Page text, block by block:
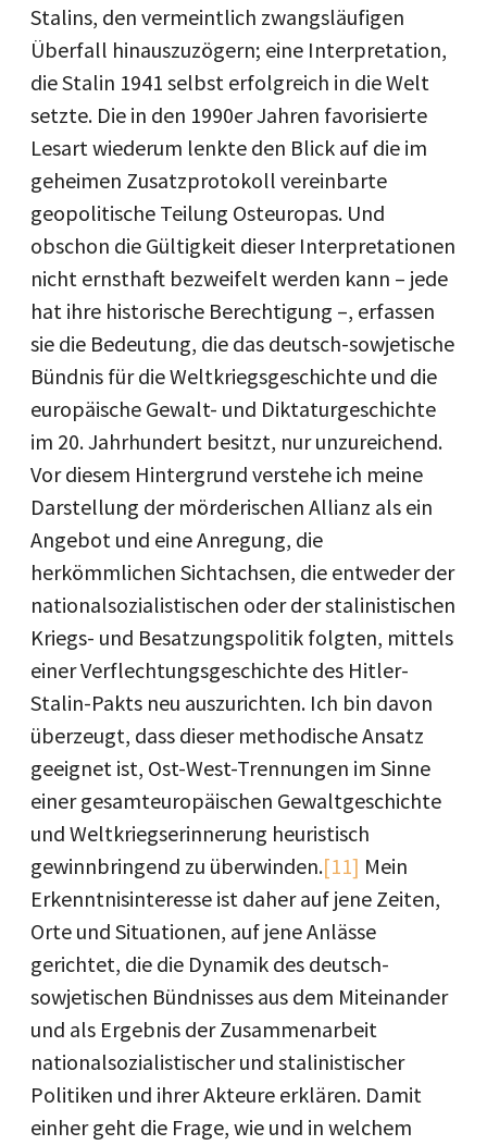
Stalins, den vermeintlich zwangsläufigen
Überfall hinauszuzögern; eine Interpretation,
die Stalin 1941 selbst erfolgreich in die Welt
setzte. Die in den 1990er Jahren favorisierte
Lesart wiederum lenkte den Blick auf die im
geheimen Zusatzprotokoll vereinbarte
geopolitische Teilung Osteuropas. Und
obschon die Gültigkeit dieser Interpretationen
nicht ernsthaft bezweifelt werden kann – jede
hat ihre historische Berechtigung –, erfassen
sie die Bedeutung, die das deutsch-sowjetische
Bündnis für die Weltkriegsgeschichte und die
europäische Gewalt- und Diktaturgeschichte
im 20. Jahrhundert besitzt, nur unzureichend.
Vor diesem Hintergrund verstehe ich meine
Darstellung der mörderischen Allianz als ein
Angebot und eine Anregung, die
herkömmlichen Sichtachsen, die entweder der
nationalsozialistischen oder der stalinistischen
Kriegs- und Besatzungspolitik folgten, mittels
einer Verflechtungsgeschichte des Hitler-
Stalin-Pakts neu auszurichten. Ich bin davon
überzeugt, dass dieser methodische Ansatz
geeignet ist, Ost-West-Trennungen im Sinne
einer gesamteuropäischen Gewaltgeschichte
und Weltkriegserinnerung heuristisch
gewinnbringend zu überwinden.[11] Mein
Erkenntnisinteresse ist daher auf jene Zeiten,
Orte und Situationen, auf jene Anlässe
gerichtet, die die Dynamik des deutsch-
sowjetischen Bündnisses aus dem Miteinander
und als Ergebnis der Zusammenarbeit
nationalsozialistischer und stalinistischer
Politiken und ihrer Akteure erklären. Damit
einher geht die Frage, wie und in welchem